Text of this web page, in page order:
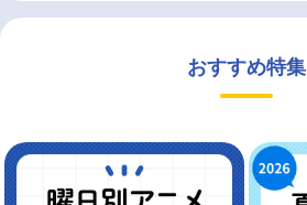
おすすめ特集